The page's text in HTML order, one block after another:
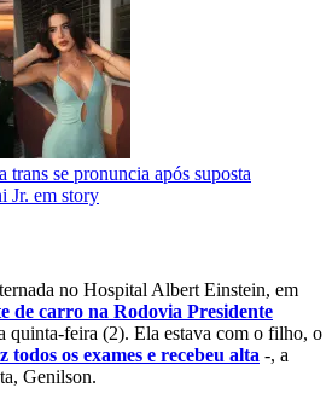
trans se pronuncia após suposta
Jr. em story
no Hospital Albert Einstein, em
de carro na Rodovia Presidente
quinta-feira (2). Ela estava com o filho, o
todos os exames e recebeu alta -, a
Genilson.